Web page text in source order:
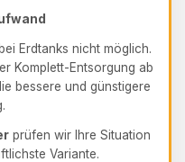
Erdtanks nicht möglich.
Komplett-Entsorgung ab
bessere und günstigere
prüfen wir Ihre Situation
Variante.